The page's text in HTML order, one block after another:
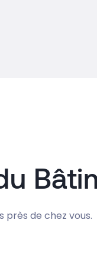
près de chez vous.